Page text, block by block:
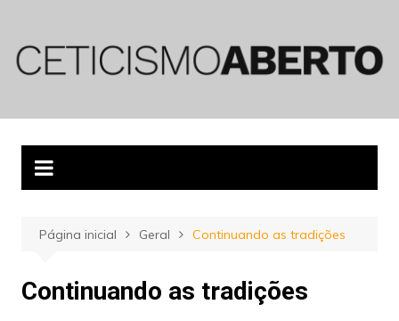
conteúdo
Página inicial Geral Continuando as tradições
Continuando as tradições